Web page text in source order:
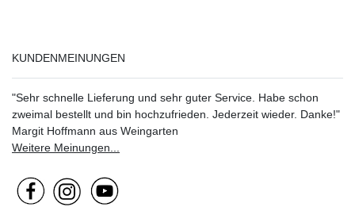
KUNDENMEINUNGEN
"Sehr schnelle Lieferung und sehr guter Service. Habe schon
zweimal bestellt und bin hochzufrieden. Jederzeit wieder. Danke!"
Margit Hoffmann aus Weingarten
Weitere Meinungen...